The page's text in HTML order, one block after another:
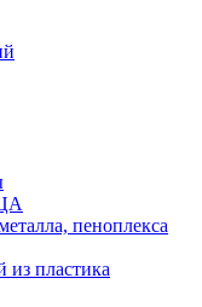
пеноплекса
пластика